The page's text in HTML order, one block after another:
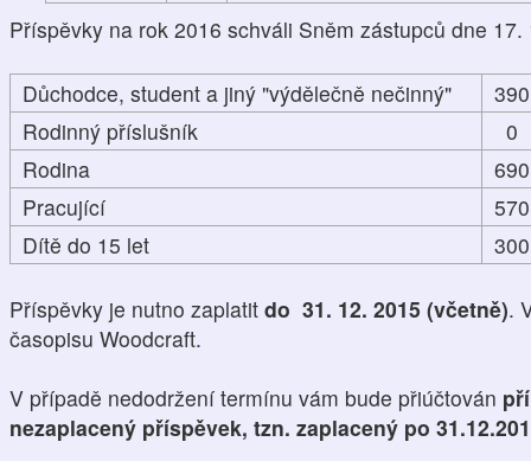
Příspěvky na rok 2016 schváli Sněm zástupců dne
Důchodce, student a jiný "výdělečně nečinný"
390
Rodinný příslušník
0
Rodina
690
Pracující
570
Dítě do 15 let
300
Příspěvky je nutno zaplatit do 31. 12. 2015 (včetně).
časopisu Woodcraft.
V případě nedodržení termínu vám bude přiúčtován
nezaplacený příspěvek, tzn. zaplacený po